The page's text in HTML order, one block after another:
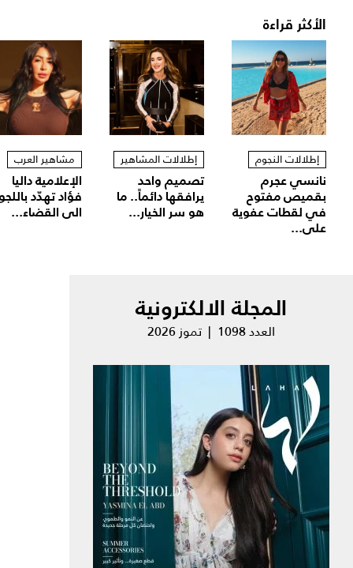
الأكثر قراءة
إطلالات النجوم
نانسي عجرم
بقميص مفتوح
في لقطات عفوية
على...
إطلالات المشاهير
تصميم واحد
يرافقها دائماً.. ما
هو سر الخيار...
مشاهير العرب
الإعلامية داليا
فؤاد تهدّد
الى القضاء...
المجلة الالكترونية
العدد 1098 | تموز 2026